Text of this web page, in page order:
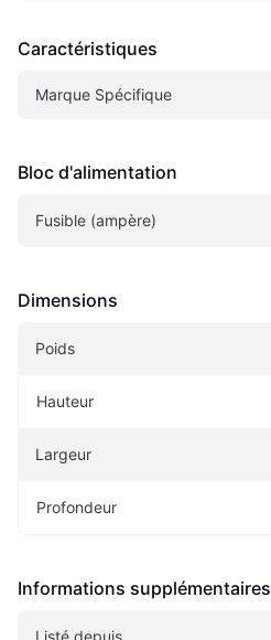
Caractéristiques
Marque Spécifique
Bloc d'alimentation
Fusible (ampère)
Dimensions
Poids
Hauteur
Largeur
Profondeur
Informations supplémentaires
Listé depuis